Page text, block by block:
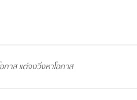
กาส แต่จงวิ่งหาโอกาส